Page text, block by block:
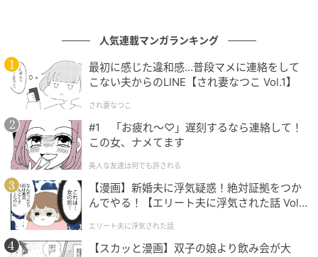
エキサイトニュース
人気連載マンガランキング
最初に感じた違和感…普段マメに連絡をして
こない夫からのLINE【され妻なつこ Vol.1】
され妻なつこ
#1 「お疲れ〜♡」遅刻するなら連絡して！
この女、ナメてます
美人な友達は何でも許される
【漫画】新婚夫に浮気疑惑！絶対証拠をつか
んでやる！【エリート夫に浮気された話 Vol.
エリート夫に浮気された話
【スカッと漫画】双子の娘より飲み会が大